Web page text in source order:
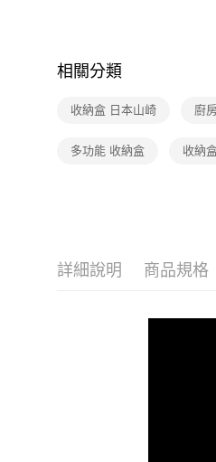
相關分類
收納盒 日本山崎 廚
多功能 收納盒 收納
詳細說明 商品規格